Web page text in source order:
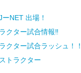
NET 出場！
クター試合情報‼️
クター試合ラッシュ！
トラクター